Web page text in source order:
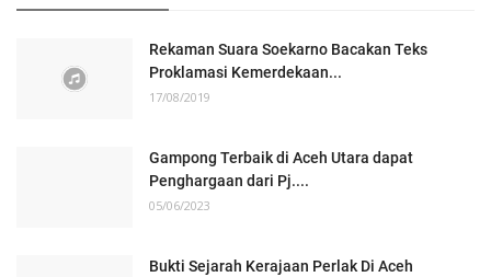
Rekaman Suara Soekarno Bacakan Teks
Proklamasi Kemerdekaan...
17/08/2019
Gampong Terbaik di Aceh Utara dapat
Penghargaan dari Pj....
05/06/2023
Bukti Sejarah Kerajaan Perlak Di Aceh